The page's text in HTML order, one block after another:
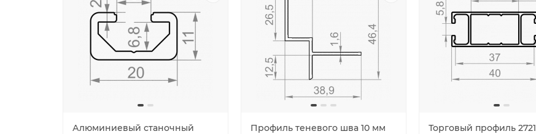
Алюминиевый станочный
Профиль теневого шва 10 мм
Торговый профиль 2721